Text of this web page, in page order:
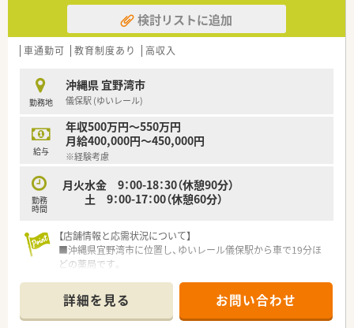
【法人特徴について】
■沖縄県内に44店舗を展開する県内最大手のチェーン薬局であ
り、安定した経営基盤と充実した福利厚生が大きな魅力です。
く受けるなど、質の高い医療提供において先駆的な存在です。
■ホテルや認可保育園の運営、システム開発など多角的な事業を
展開しており、多方面でのキャリアパスが用意されています。
【求人情報について】
■正社員の勤務薬剤師として募集しており、経験やスキルを考慮
した上で年収450万円から550万円の提示が可能です。
回で計4ヶ月分が支給されるため、安定した収入を得られます。
■移住を伴う転職の場合には、地域に応じて20万円から30万円
検討リストに追加
車通勤可 教育制度あり 高収入
勤務地
沖縄県 宜野湾市
儀保駅 (ゆいレール)
給与
年収500万円～550万円
月給400,000円～450,000円
※経験考慮
勤務
時間
月火水金 9：00-18：30（休憩90分）
土 9：00-17：00（休憩60分）
【店舗情報と応需状況について】
■沖縄県宜野湾市に位置し、ゆいレール儀保駅から車で19分ほ
どの薬局です。
ありません。
■薬剤師は常勤1名、パート1名の計2名体制で、事務員も2名在籍
しています。
詳細を見る お問い合わせ